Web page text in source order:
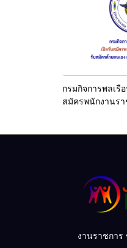
วันที่ 10-16 สิง
กรมกิจการพลเรื
สมัครพนักงานรา
งานราชการ